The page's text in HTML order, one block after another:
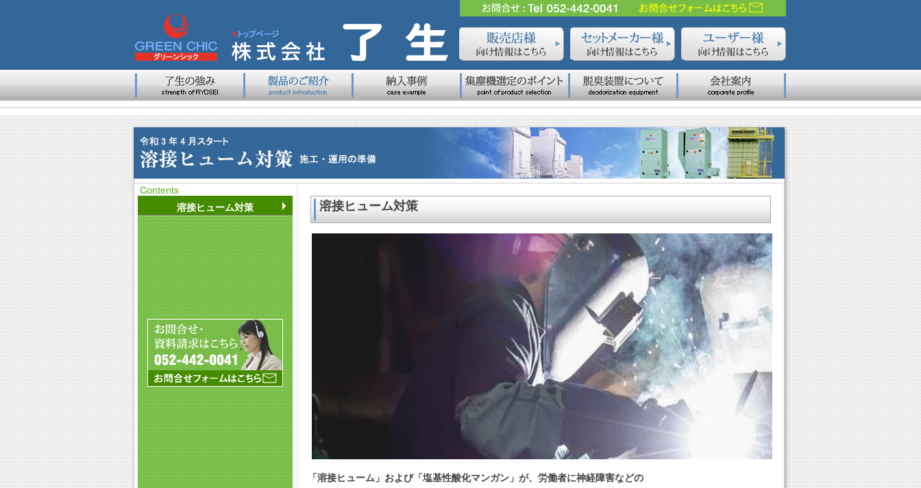
溶接ヒューム対策
「溶接ヒューム」および「塩基性酸化マンガン」が、労働者に神経障害などの
溶接ヒューム対策